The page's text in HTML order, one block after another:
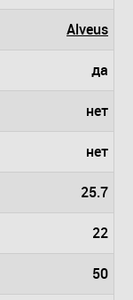
Alveus
да
нет
нет
25.7
22
50